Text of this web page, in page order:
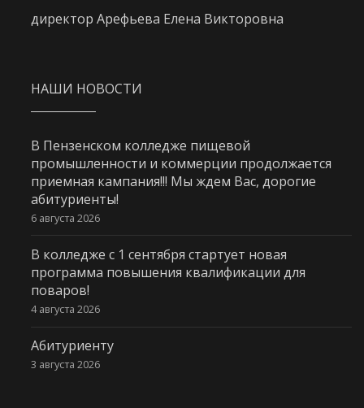
директор Арефьева Елена Викторовна
НАШИ НОВОСТИ
В Пензенском колледже пищевой
промышленности и коммерции продолжается
приемная кампания!!! Мы ждем Вас, дорогие
абитуриенты!
6 августа 2026
В колледже с 1 сентября стартует новая
программа повышения квалификации для
поваров!
4 августа 2026
Абитуриенту
3 августа 2026